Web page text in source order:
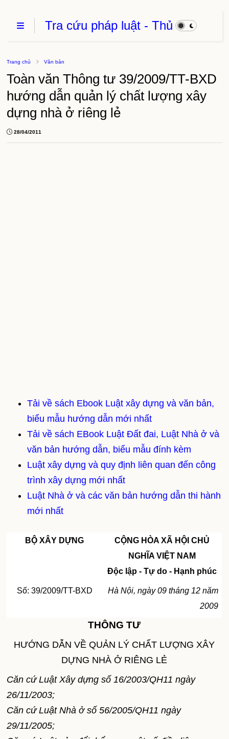
Tra cứu pháp luật - Thủ
thuật phần mềm
Trang chủ Văn bản
Toàn văn Thông tư 39/2009/TT-BXD
hướng dẫn quản lý chất lượng xây
dựng nhà ở riêng lẻ
28/04/2011
Tải về sách Ebook Luật xây dựng và văn bản,
biểu mẫu hướng dẫn mới nhất
Tải về sách EBook Luật Đất đai, Luật Nhà ở và
văn bản hướng dẫn, biểu mẫu đính kèm
Luật xây dựng và quy định liên quan đến công
trình xây dựng mới nhất
Luật Nhà ở và các văn bản hướng dẫn thi hành
mới nhất
BỘ XÂY DỰNG
CỘNG HÒA XÃ HỘI CHỦ
NGHĨA VIỆT NAM
Độc lập - Tự do - Hạnh phúc
Số: 39/2009/TT-BXD
Hà Nội, ngày 09 tháng 12 năm
2009
THÔNG TƯ
HƯỚNG DẪN VỀ QUẢN LÝ CHẤT LƯỢNG XÂY
DỰNG NHÀ Ở RIÊNG LẺ
Căn cứ Luật Xây dựng số 16/2003/QH11 ngày
26/11/2003;
Căn cứ Luật Nhà ở số 56/2005/QH11 ngày
29/11/2005;